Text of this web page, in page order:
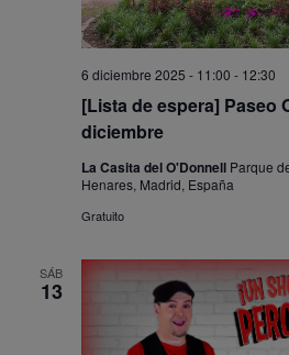
[Lista de espera] Paseo
diciembre
6 diciembre 2025 - 11:00 - 12:30
La Casita del O'Donnell Parque
Henares, Madrid, España
Gratuito
SÁB
13